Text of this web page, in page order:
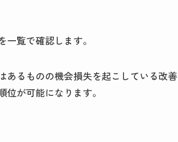
覧で確認します。
あるものの機会損失を起こしている改善
が可能になります。